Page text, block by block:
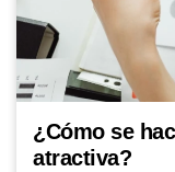
¿Cómo se
atractiva?